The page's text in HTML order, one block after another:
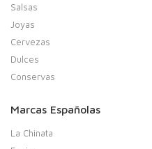
Salsas
Joyas
Cervezas
Dulces
Conservas
Marcas Españolas
La Chinata